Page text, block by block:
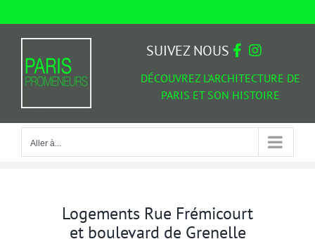
Aller à...
DÉCOUVREZ L'ARCHITECTURE DE
PARIS ET SON HISTOIRE
SUIVEZ NOUS
Aller à...
Logements Rue Frémicourt
et boulevard de Grenelle